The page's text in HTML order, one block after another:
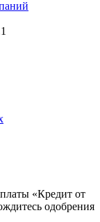
«Кредит от
одобрения